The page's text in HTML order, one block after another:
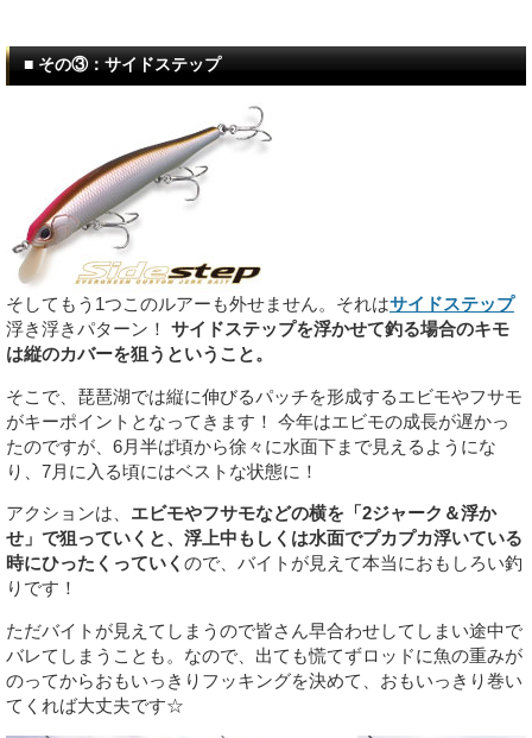
■ その③：サイドステップ
そしてもう1つこのルアーも外せません。それはサイドステップ
浮き浮きパターン！ サイドステップを浮かせて釣る場合のキモ
は縦のカバーを狙うということ。
そこで、琵琶湖では縦に伸びるパッチを形成するエビモやフサモ
がキーポイントとなってきます！ 今年はエビモの成長が遅かっ
たのですが、6月半ば頃から徐々に水面下まで見えるようにな
り、7月に入る頃にはベストな状態に！
アクションは、 エビモやフサモなどの横を「2ジャーク＆浮か
せ」で狙っていくと、浮上中もしくは水面でプカプカ浮いている
時にひったくっていく ので、バイトが見えて本当におもしろい釣
りです！
ただバイトが見えてしまうので皆さん早合わせしてしまい途中で
バレてしまうことも。なので、出ても慌てずロッドに魚の重みが
のってからおもいっきりフッキングを決めて、おもいっきり巻い
てくれば大丈夫です☆